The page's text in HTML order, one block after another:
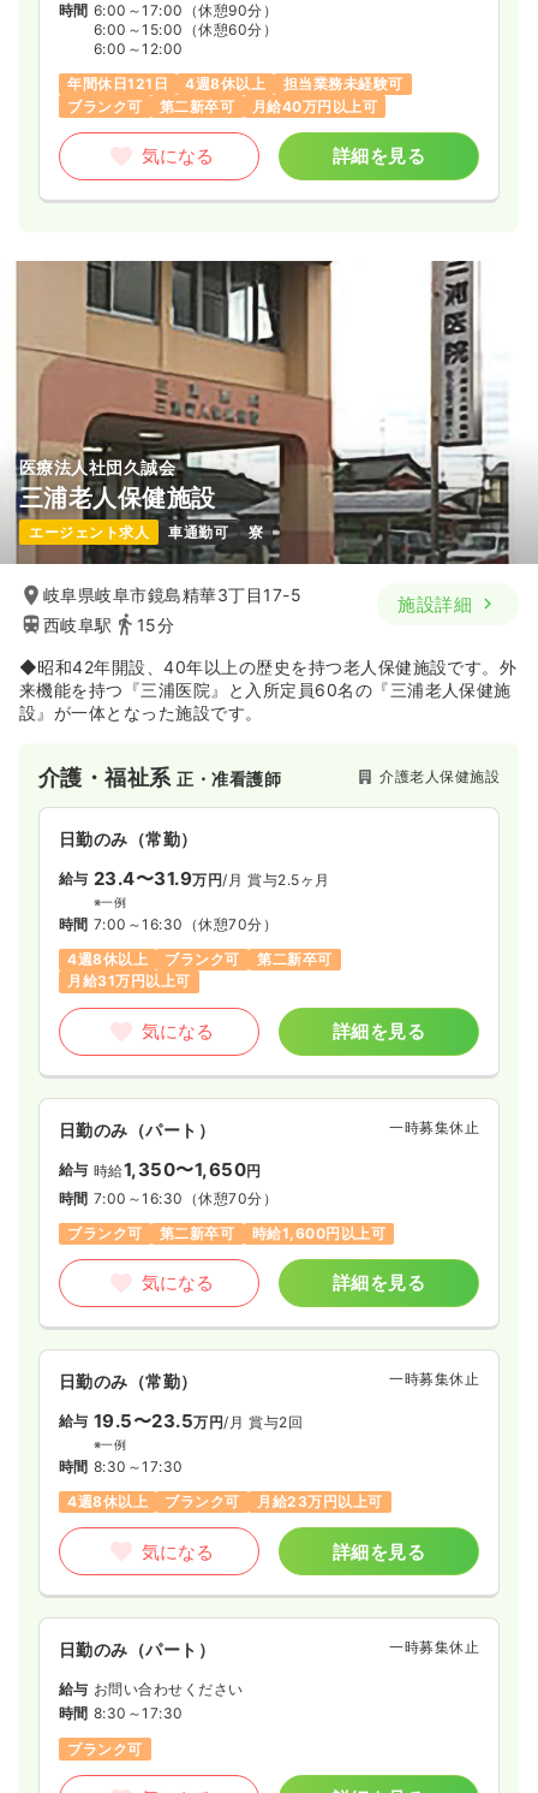
時間 6:00～17:00 （休憩90分）
6:00～15:00 （休憩60分）
6:00～12:00
年間休日121日
4週8休以上
担当業務未経験可
ブランク可
第二新卒可 月給40万円以上可
気になる 詳細を見る
医療法人社団久誠会
三浦老人保健施設
エージェント求人 車通勤可 寮
岐阜県岐阜市鏡島精華3丁目17-5
西岐阜駅
15分
施設詳細
◆昭和42年開設、40年以上の歴史を持つ老人保健施設です。外
来機能を持つ『三浦医院』と入所定員60名の『三浦老人保健施
設』が一体となった施設です。
介護・福祉系正・准看護師 介護老人保健施設
日勤のみ（常勤）
給与 23.4〜31.9万円/月 賞与2.5ヶ月
※一例
時間 7:00～16:30 （休憩70分）
4週8休以上
ブランク可
第二新卒可
月給31万円以上可
気になる 詳細を見る
日勤のみ（パート） 一時募集休止
給与 時給1,350〜1,650円
時間 7:00～16:30 （休憩70分）
ブランク可
第二新卒可 時給1,600円以上可
気になる 詳細を見る
日勤のみ（常勤） 一時募集休止
給与 19.5〜23.5万円/月 賞与2回
※一例
時間 8:30～17:30
4週8休以上
ブランク可 月給23万円以上可
気になる 詳細を見る
日勤のみ（パート） 一時募集休止
給与 お問い合わせください
時間 8:30～17:30
ブランク可